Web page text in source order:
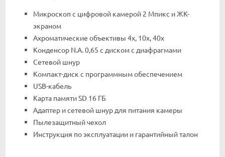
Микроскоп с цифровой камерой 2 Мпикс и ЖК-
экраном
Ахроматические объективы 4х, 10х, 40x
Конденсор N.A. 0,65 с диском с диафрагмами
Сетевой шнур
Компакт-диск с программным обеспечением
USB-кабель
Карта памяти SD 16 ГБ
Адаптер и сетевой шнур для питания камеры
Пылезащитный чехол
Инструкция по эксплуатации и гарантийный талон